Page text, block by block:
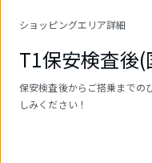
ショッピングエリア詳細
T1保安検査後(
保安検査後からご搭乗までの
しみください！